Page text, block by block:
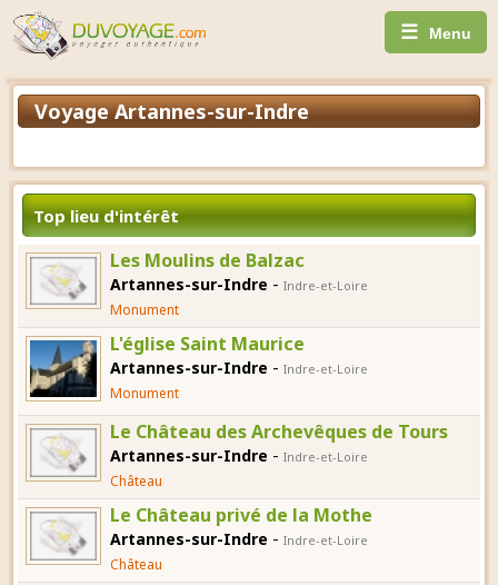
☰ Menu
Voyage Artannes-sur-Indre
Top lieu d'intérêt
Les Moulins de Balzac
Artannes-sur-Indre - Indre-et-Loire
Monument
L'église Saint Maurice
Artannes-sur-Indre - Indre-et-Loire
Monument
Le Château des Archevêques de Tours
Artannes-sur-Indre - Indre-et-Loire
Château
Le Château privé de la Mothe
Artannes-sur-Indre - Indre-et-Loire
Château